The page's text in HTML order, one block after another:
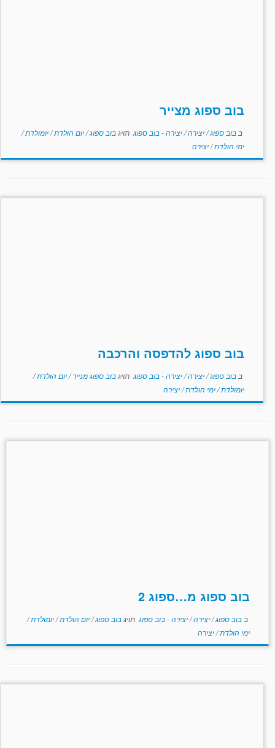
בוב ספוג מצייר
ב בוב ספוג/יצירה/יצירה - בוב ספוג תויגבוב ספוג/יום הולדת/יומולדת/
ימי הולדת/יצירה
בוב ספוג להדפסה והרכבה
ב בוב ספוג/יצירה/יצירה - בוב ספוג תויגבוב ספוג מנייר/יום הולדת/
יומולדת/ימי הולדת/יצירה
בוב ספוג מ…ספוג 2
ב בוב ספוג/יצירה/יצירה - בוב ספוג תויגבוב ספוג/יום הולדת/יומולדת/
ימי הולדת/יצירה